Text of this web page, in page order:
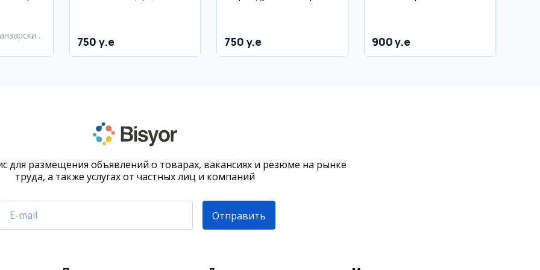
750 y.e 750 y.e 900 y.e
для размещения объявлений о товарах, вакансиях и резюме на рынке
труда, а также услугах от частных лиц и компаний
Отправить